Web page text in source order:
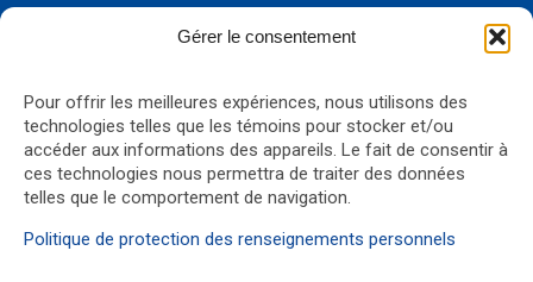
Gérer le consentement
Pour offrir les meilleures expériences, nous utilisons des
technologies telles que les témoins pour stocker et/ou
accéder aux informations des appareils. Le fait de consentir à
ces technologies nous permettra de traiter des données
telles que le comportement de navigation.
Politique de protection des renseignements personnels
Urgence Bois-Francs Inc.
Téléphone: 819-330-4344
Courriel:formations@ubf.coop
Visualiser la carte →